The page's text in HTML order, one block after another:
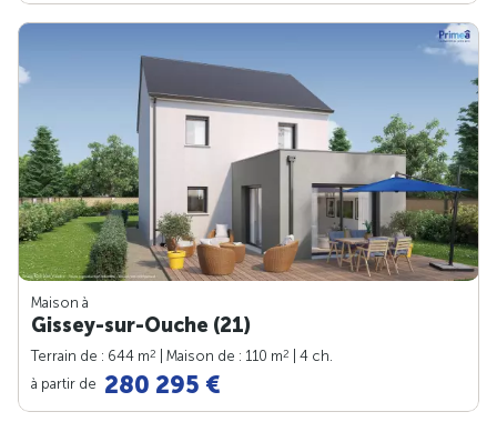
Maison à
Gissey-sur-Ouche (21)
Terrain de : 644 m2 | Maison de : 110 m2
| 4 ch.
à partir de 280 295 €